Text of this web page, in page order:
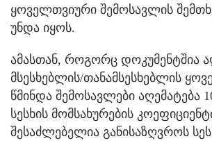
ყოველთვიური შემოსავლის
უნდა იყოს.
ამასთან, როგორც დოკუმენტშია
მსესხებლის/თანამსესხებლის
წმინდა შემოსავლები აღემატება
სესხის მომსახურების
შესაძლებელია განისაზღვროს